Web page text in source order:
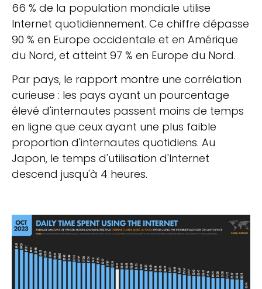
66 % de la population mondiale utilise
Internet quotidiennement. Ce chiffre dépasse
90 % en Europe occidentale et en Amérique
du Nord, et atteint 97 % en Europe du Nord.
Par pays, le rapport montre une corrélation
curieuse : les pays ayant un pourcentage
élevé d'internautes passent moins de temps
en ligne que ceux ayant une plus faible
proportion d'internautes quotidiens. Au
Japon, le temps d'utilisation d'Internet
descend jusqu'à 4 heures.